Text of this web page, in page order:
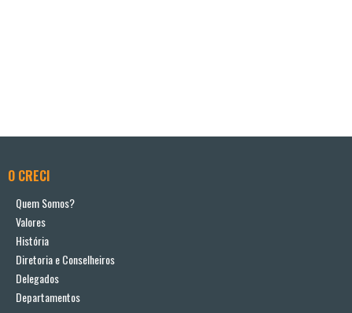
O CRECI
Quem Somos?
Valores
História
Diretoria e Conselheiros
Delegados
Departamentos